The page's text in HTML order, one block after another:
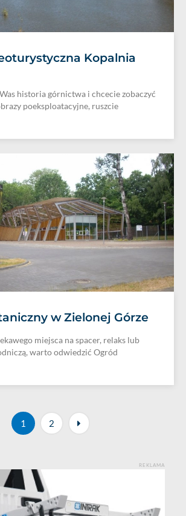
Kopalnia
historia górnictwa i chcecie zobaczyć
poeksploatacyjne, ruszcie
w Zielonej Górze
miejsca na spacer, relaks lub
warto odwiedzić Ogród
1 2
REKLAMA